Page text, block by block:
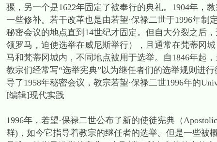
骤，另一个是1622年固定了被奉行的典礼。1904年，
一些修补。若干改革也是由若望·保禄二世于1996年制
秘密会议的地点直到14世纪才固定。但自大分裂之后
领罗马，迫使选举在威尼斯举行），且通常在梵蒂冈
马和梵蒂冈城内，不同地点被用于选举。自1846年起
教宗们经常写“选举宪典”以为继任者们的选举规则进行
导了1958年秘密会议，教宗若望·保禄二世1996年的
[编辑]现代实践
1996年，若望·保禄二世公布了新的使徒宪典（
群)，如今它指导着教宗的继任者的选举。但是一些被